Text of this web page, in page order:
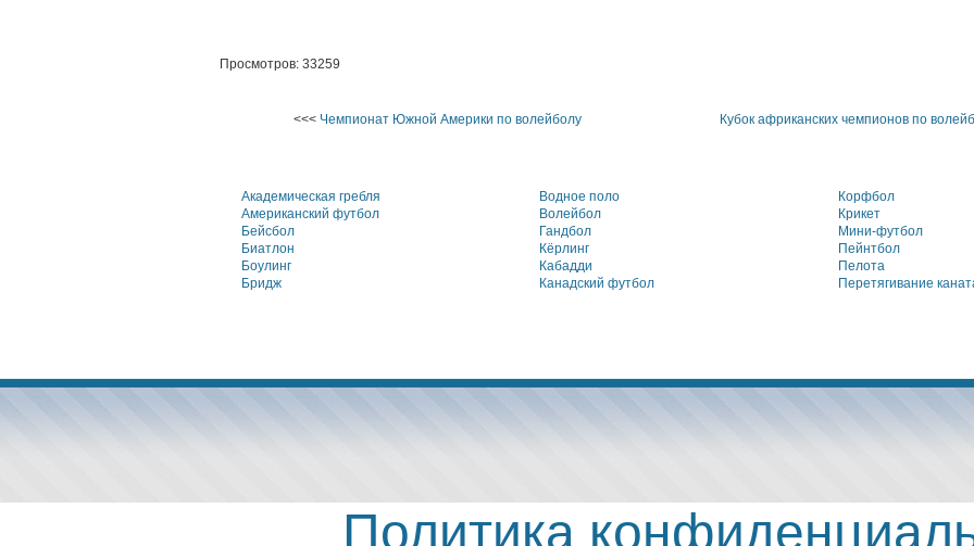
Просмотров: 33259
<<< Чемпионат Южной Америки по волейболу Кубок африканских чемпионов по
Академическая гребля
Американский футбол
Бейсбол
Биатлон
Боулинг
Бридж
Водное поло
Волейбол
Гандбол
Кёрлинг
Кабадди
Канадский футбол
Корфбол
Крикет
Мини-футбол
Пейнтбол
Пелота
Перетягивание
Политика